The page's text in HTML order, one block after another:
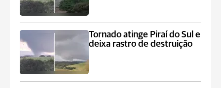
Tornado atinge Piraí do Sul e
deixa rastro de destruição